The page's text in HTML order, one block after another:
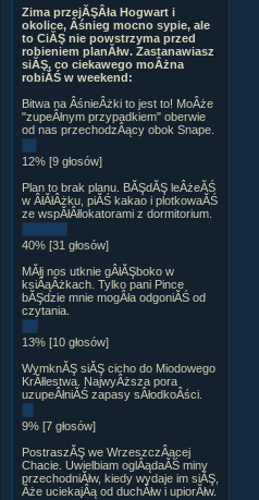
Zima przejĂŞÂła Hogwart i
okolice, Âśnieg mocno sypie, ale
to CiĂŞ nie powstrzyma przed
robieniem planĂłw. Zastanawiasz
siĂŞ, co ciekawego moÂżna
robiĂŚ w weekend:
Bitwa na ÂśnieÂżki to jest to! MoÂże
"zupeÂłnym przypadkiem" oberwie
od nas przechodzÂący obok Snape.
12% [9 głosów]
Plan to brak planu. BĂŞdĂŞ leÂżeĂŚ
w ÂłĂłÂżku, piĂŚ kakao i plotkowaĂŚ
ze wspĂłÂłlokatorami z dormitorium.
40% [31 głosów]
MĂłj nos utknie gÂłĂŞboko w
ksiÂąÂżkach. Tylko pani Pince
bĂŞdzie mnie mogÂła odgoniĂŚ od
czytania.
13% [10 głosów]
WymknĂŞ siĂŞ cicho do Miodowego
KrĂłlestwa. NajwyÂższa pora
uzupeÂłniĂŚ zapasy sÂłodkoÂści.
9% [7 głosów]
PostraszĂŞ we WrzeszczÂącej
Chacie. Uwielbiam oglÂądaĂŚ miny
przechodniĂłw, kiedy wydaje im siĂŞ,
Âże uciekajÂą od duchĂłw i upiorĂłw.